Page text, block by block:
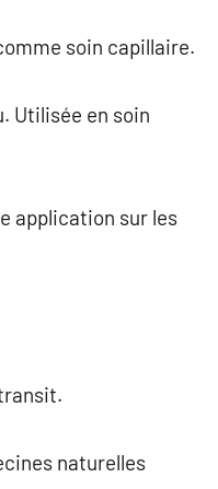
soin capillaire.
Utilisée en soin
application sur les
naturelles